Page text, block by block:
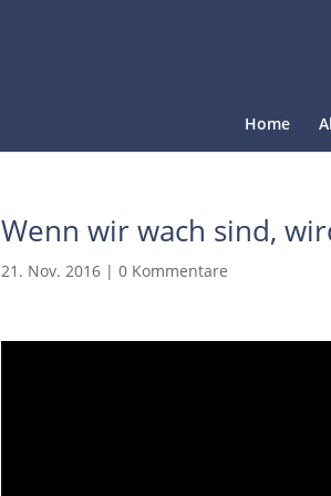
Home
Wenn wir wach sind,
21. Nov. 2016 |0 Kommentare